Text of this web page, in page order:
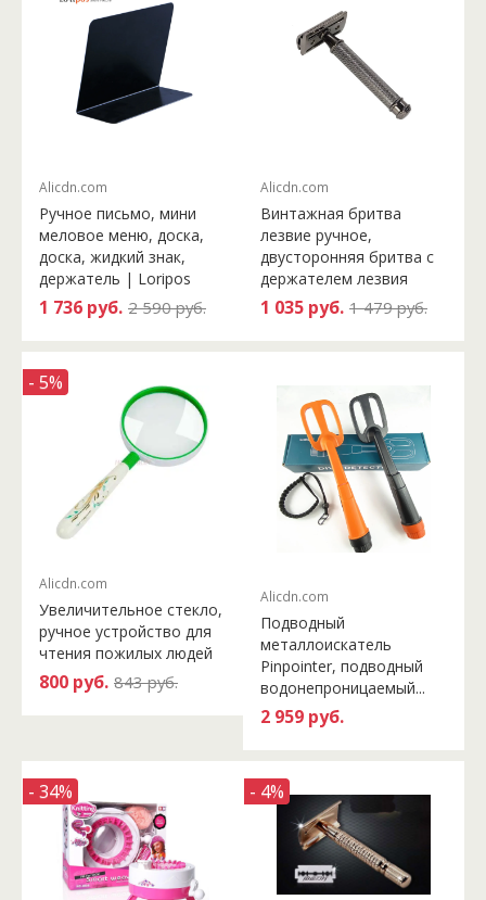
Alicdn.com
Ручное письмо, мини
меловое меню, доска,
доска, жидкий знак,
держатель | Loripos
1 736 руб. 2 590 руб.
Alicdn.com
Винтажная бритва
лезвие ручное,
двусторонняя бритва с
держателем лезвия
1 035 руб. 1 479 руб.
- 5%
Alicdn.com
Увеличительное стекло,
ручное устройство для
чтения пожилых людей
800 руб. 843 руб.
Alicdn.com
Подводный
металлоискатель
Pinpointer, подводный
водонепроницаемый...
2 959 руб.
- 34% - 4%